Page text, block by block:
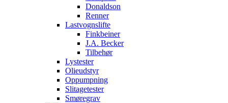
Donaldson
Renner
Lastvognslifte
Finkbeiner
J.A. Becker
Tilbehør
Lystester
Olieudstyr
Oppumpning
Slitagetester
Smøregrav